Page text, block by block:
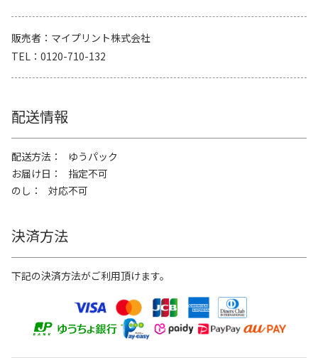
販売者
マイプリント株式会社
TEL
0120-710-132
配送情報
配送方法
ゆうパック
お届け日
指定不可
のし
対応不可
決済方法
下記の決済方法がご利用頂けます。